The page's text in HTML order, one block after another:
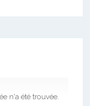
n'a été trouvée.